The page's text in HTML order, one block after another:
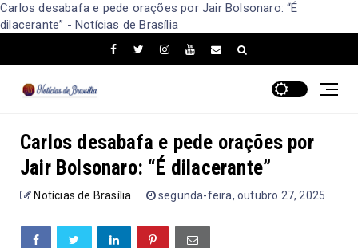
Carlos desabafa e pede orações por Jair Bolsonaro: “É
dilacerante” - Notícias de Brasília
Carlos desabafa e pede orações por
Jair Bolsonaro: “É dilacerante”
Notícias de Brasília segunda-feira, outubro 27, 2025